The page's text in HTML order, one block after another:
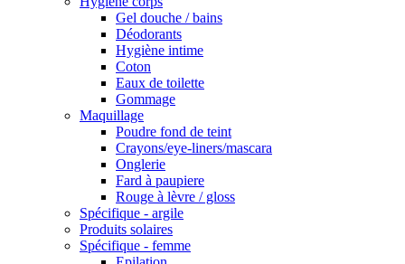
Gel douche / bains
Déodorants
Hygiène intime
Coton
Eaux de toilette
Gommage
Maquillage
Poudre fond de teint
Crayons/eye-liners/mascara
Onglerie
Fard à paupiere
Rouge à lèvre / gloss
Spécifique - argile
Produits solaires
Spécifique - femme